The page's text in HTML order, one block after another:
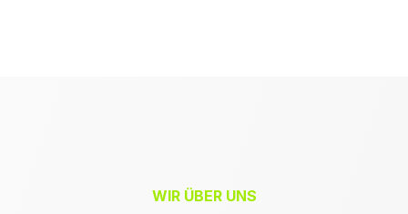
WIR ÜBER UNS